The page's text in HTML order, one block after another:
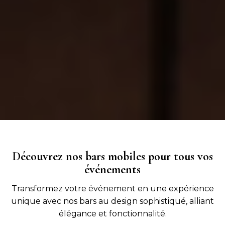
Découvrez nos bars mobiles pour tous vos
événements
Transformez votre événement en une expérience
unique avec nos bars au design sophistiqué, alliant
élégance et fonctionnalité.